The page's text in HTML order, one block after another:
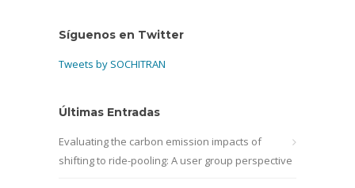
Síguenos en Twitter
Tweets by SOCHITRAN
Últimas Entradas
Evaluating the carbon emission impacts of
shifting to ride-pooling: A user group perspective